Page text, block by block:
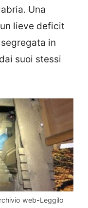
Una
lieve deficit
in
suoi stessi
web-Leggilo